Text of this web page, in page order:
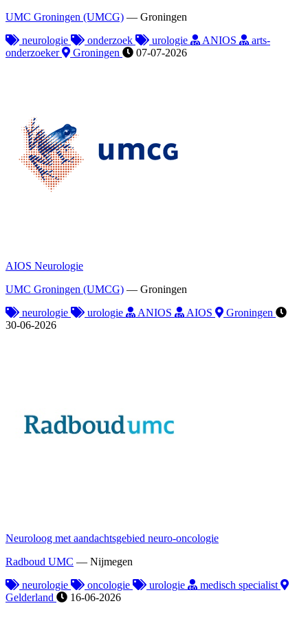
UMC Groningen (UMCG) — Groningen
neurologie
onderzoek urologie ANIOS
arts-
onderzoeker
Groningen 07-07-2026
AIOS Neurologie
UMC Groningen (UMCG) — Groningen
neurologie
urologie ANIOS AIOS
Groningen
30-06-2026
Neuroloog met aandachtsgebied neuro-oncologie
Radboud UMC — Nijmegen
neurologie
oncologie urologie
medisch specialist
Gelderland
16-06-2026